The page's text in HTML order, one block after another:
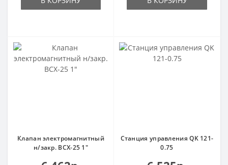
Клапан электромагнитный
н/закр. ВСХ-25 1"
Станция управления QK 121-
0.75